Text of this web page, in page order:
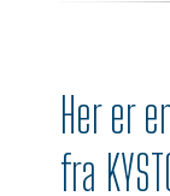
Her er
fra